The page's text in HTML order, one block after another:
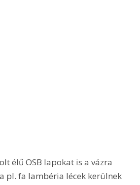
élű OSB lapokat is a vázra
pl. fa lambéria lécek kerülnek